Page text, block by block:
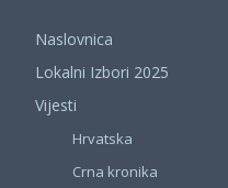
Naslovnica
Lokalni Izbori 2025
Vijesti
Hrvatska
Crna kronika